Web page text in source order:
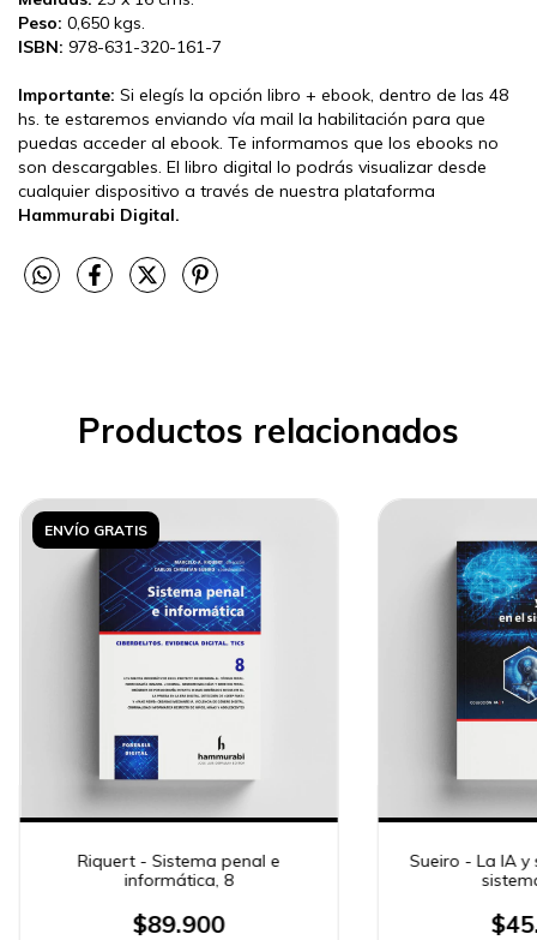
Peso: 0,650 kgs.
ISBN: 978-631-320-161-7
Importante: Si elegís la opción libro + ebook, dentro de las 48
hs. te estaremos enviando vía mail la habilitación para que
puedas acceder al ebook. Te informamos que los ebooks no
son descargables. El libro digital lo podrás visualizar desde
cualquier dispositivo a través de nuestra plataforma
Hammurabi Digital.
Productos relacionados
ENVÍO GRATIS
Riquert - Sistema penal e
informática, 8
$89.900
Sueiro - La IA